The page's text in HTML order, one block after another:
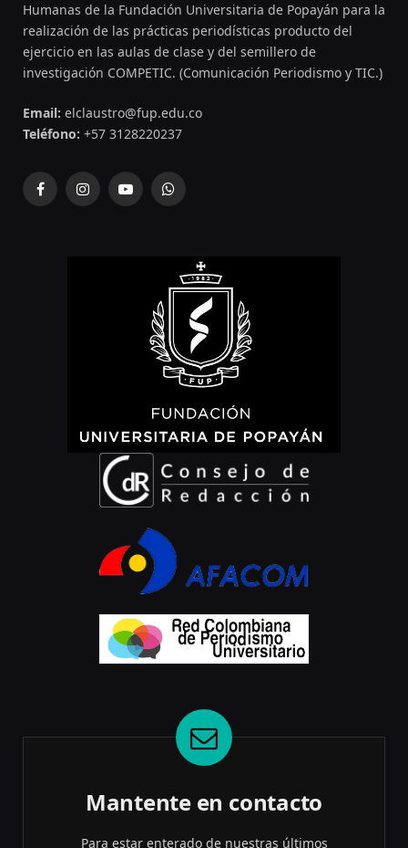
Humanas de la Fundación Universitaria de Popayán para la
realización de las prácticas periodísticas producto del
ejercicio en las aulas de clase y del semillero de
investigación COMPETIC. (Comunicación Periodismo y TIC.)
Email: elclaustro@fup.edu.co
Teléfono: +57 3128220237
FacebookInstagramYouTubeWhatsApp
Mantente en contacto
Para estar enterado de nuestras últimos